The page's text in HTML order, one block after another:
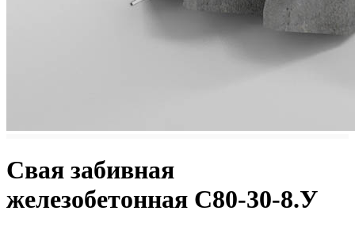
Свая забивная
железобетонная С80-30-8.У